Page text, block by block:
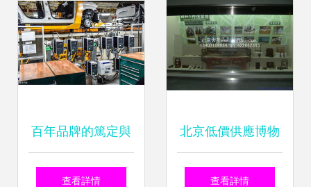
網 的未來全景
百年品牌的篤定與
微光 觀標致成都工
查看詳情
北京低價供應博物
館展覽館圖文版展
查看詳情